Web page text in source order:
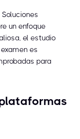
un enfoque
el estudio
es
para